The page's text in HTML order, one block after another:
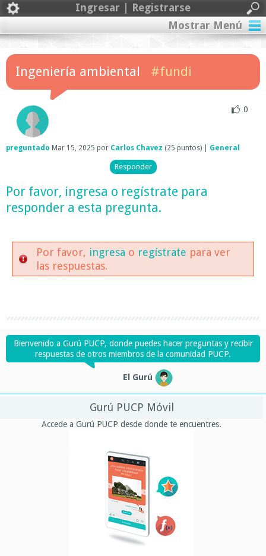
Ingresar | Registrarse
Mostrar Menú
Ingeniería ambiental #fundi
0
preguntado Mar 15, 2025 por Carlos Chavez (25 puntos) General
Por favor, ingresa o regístrate para
responder a esta pregunta.
Por favor, ingresa o regístrate para ver
las respuestas.
Bienvenido a Gurú PUCP, donde puedes hacer preguntas y recibir
respuestas de otros miembros de la comunidad PUCP.
El Gurú
Gurú PUCP Móvil
Accede a Gurú PUCP desde donde te encuentres.